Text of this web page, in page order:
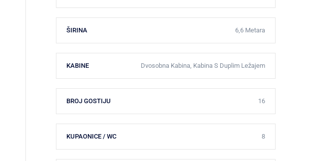
ŠIRINA 6,6 Metara
KABINE Dvosobna Kabina, Kabina S Duplim Ležajem
BROJ GOSTIJU 16
KUPAONICE / WC 8